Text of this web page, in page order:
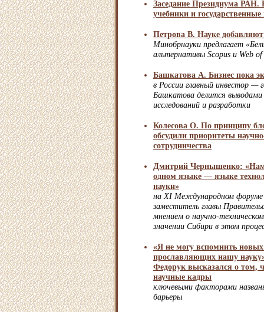
Заседание Президиума
учебники и
Петрова В. Науке добавляют
Минобрнауки предлагает
альтернативы Scopus и Web of
Башкатова А. Бизнес пока
в России главный инвестор —
Башкатова делится
исследований и разработки
Колесова О. По принципу
обсудили приоритеты
сотрудничества
Дмитрий Чернышенко: «Нам
одном языке — языке
науки»
на XI Международном форуме
заместитель главы
мнением о научно-
значении Сибири в этом
«Я не могу вспомнить
прославляющих нашу
Федорук высказался о том,
научные кадры
ключевыми факторами
барьеры